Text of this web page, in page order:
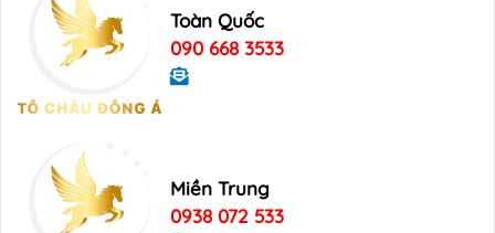
Toàn Quốc
090 668 3533
Miền Trung
0938 072 533